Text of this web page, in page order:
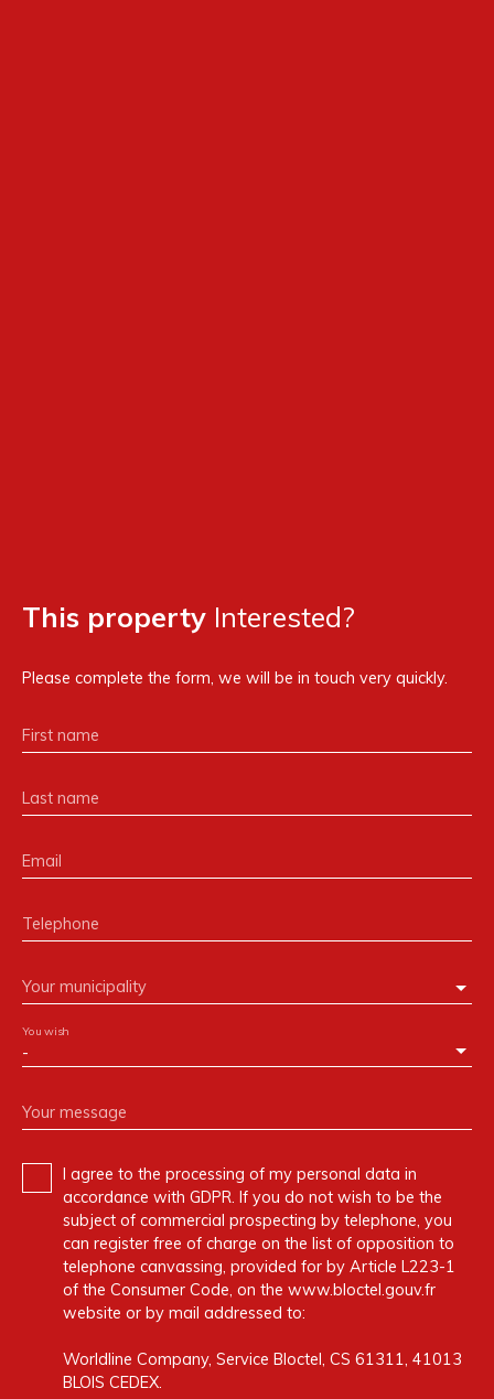
This property Interested?
Please complete the form, we will be in touch very quickly.
First name
Last name
Email
Telephone
Your municipality
-
You wish
Your message
I agree to the processing of my personal data in
accordance with GDPR. If you do not wish to be the
subject of commercial prospecting by telephone, you
can register free of charge on the list of opposition to
telephone canvassing, provided for by Article L223-1
of the Consumer Code, on the www.bloctel.gouv.fr
website or by mail addressed to:
Worldline Company, Service Bloctel, CS 61311, 41013
BLOIS CEDEX.